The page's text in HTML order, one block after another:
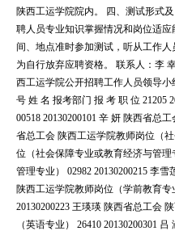
陕西工运学院院内。 四、测试形式
聘人员专业知识掌握情况和岗位适
间、地点准时参加测试，听从工作
为自行放弃应聘资格。 联系人：李
西工运学院公开招聘工作人员领导
号 姓 名 报考部门 报 考 职 位 21205
00518 20130200101 辛 妍 陕西省总
省总工会 陕西工运学院教师岗位（
位（社会保障专业或教育经济与管理
管理专业） 02982 20130200215 李
陕西工运学院教师岗位（学前教育专
20130200223 王瑛瑛 陕西省总工会
（英语专业） 26410 20130200301